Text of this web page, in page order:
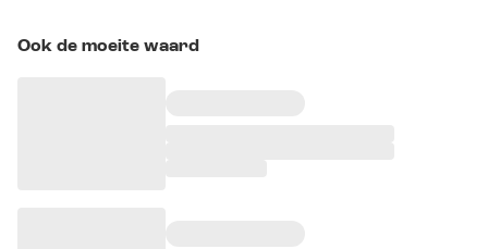
Ook de moeite waard